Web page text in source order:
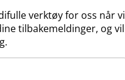
verktøy for oss når vi
tilbakemeldinger, og vil